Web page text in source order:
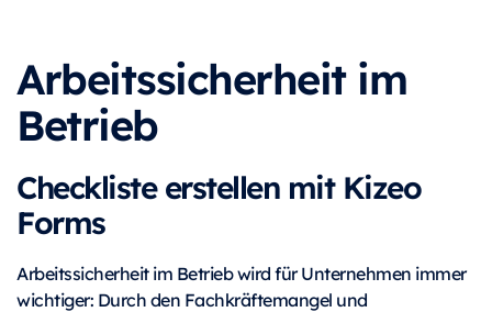
Arbeitssicherheit im
Betrieb
Checkliste erstellen mit Kizeo
Forms
Arbeitssicherheit im Betrieb wird für Unternehmen immer
wichtiger: Durch den Fachkräftemangel und